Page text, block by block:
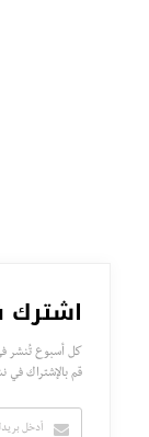
اشترك
كل أسبوع تُنشر
قم بالإشتراك في